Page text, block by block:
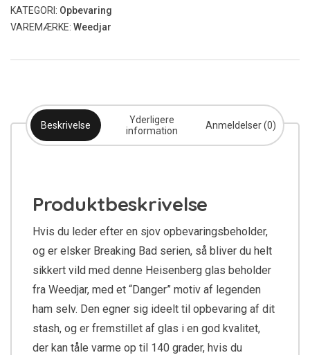
KATEGORI: Opbevaring
VAREMÆRKE: Weedjar
Beskrivelse
Yderligere
information
Anmeldelser (0)
Produktbeskrivelse
Hvis du leder efter en sjov opbevaringsbeholder,
og er elsker Breaking Bad serien, så bliver du helt
sikkert vild med denne Heisenberg glas beholder
fra Weedjar, med et “Danger” motiv af legenden
ham selv. Den egner sig ideelt til opbevaring af dit
stash, og er fremstillet af glas i en god kvalitet,
der kan tåle varme op til 140 grader, hvis du